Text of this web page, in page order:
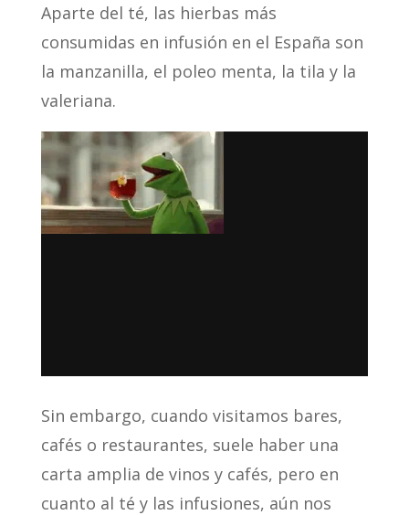
Aparte del té, las hierbas más
consumidas en infusión en el España son
la manzanilla, el poleo menta, la tila y la
valeriana.
Sin embargo, cuando visitamos bares,
cafés o restaurantes, suele haber una
carta amplia de vinos y cafés, pero en
cuanto al té y las infusiones, aún nos